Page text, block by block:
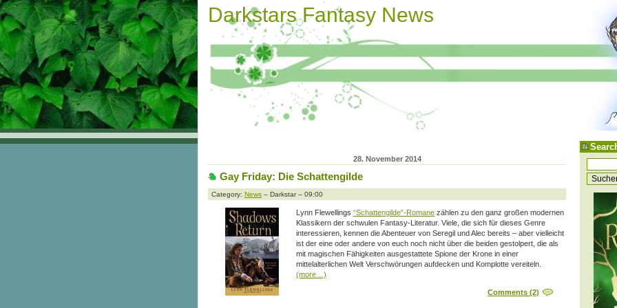
Darkstars Fantasy News
28. November 2014
Gay Friday: Die Schattengilde
Category: News – Darkstar – 09:00
Lynn Flewellings “Schattengilde”-Romane zählen zu den ganz großen modernen
Klassikern der schwulen Fantasy-Literatur. Viele, die sich für dieses Genre
interessieren, kennen die Abenteuer von Seregil und Alec bereits – aber vielleicht
ist der eine oder andere von euch noch nicht über die beiden gestolpert, die als
mit magischen Fähigkeiten ausgestattete Spione der Krone in einer
mittelalterlichen Welt Verschwörungen aufdecken und Komplotte vereiteln.
(more…)
Comments (2)